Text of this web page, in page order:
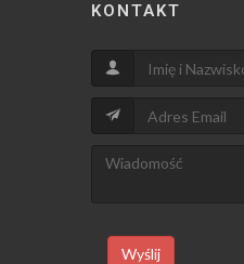
KONTAKT
Wyślij